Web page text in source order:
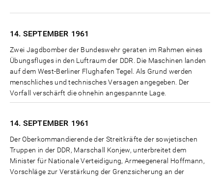
14. SEPTEMBER 1961
Zwei Jagdbomber der Bundeswehr geraten im Rahmen eines
Übungsfluges in den Luftraum der DDR. Die Maschinen landen
auf dem West-Berliner Flughafen Tegel. Als Grund werden
menschliches und technisches Versagen angegeben. Der
Vorfall verschärft die ohnehin angespannte Lage.
14. SEPTEMBER 1961
Der Oberkommandierende der Streitkräfte der sowjetischen
Truppen in der DDR, Marschall Konjew, unterbreitet dem
Minister für Nationale Verteidigung, Armeegeneral Hoffmann,
Vorschläge zur Verstärkung der Grenzsicherung an der